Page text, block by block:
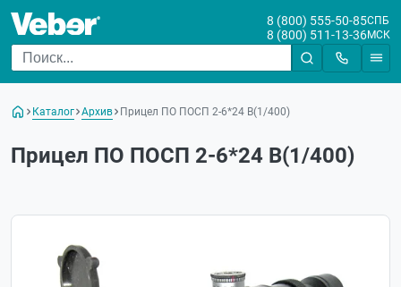
8 (800) 555-50-85СПБ
8 (800) 511-13-36МСК
Каталог Архив Прицел ПО ПОСП 2-6*24 В(1/400)
Прицел ПО ПОСП 2-6*24 В(1/400)